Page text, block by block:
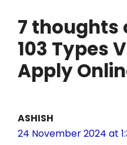
7 thoughts
103 Types
Apply
ASHISH
24 November 2024 at